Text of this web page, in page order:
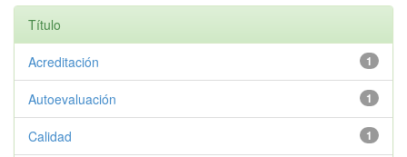
Título
1
Acreditación
1
Autoevaluación
1
Calidad